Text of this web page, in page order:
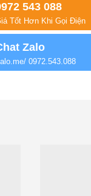
543 088
Tốt Hơn Khi Gọi Điện
Zalo
0972.543.088